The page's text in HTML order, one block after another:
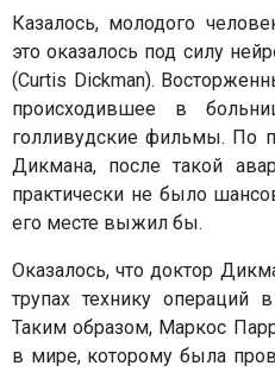
Казалось, молодого
это оказалось под силу
(Curtis Dickman).
происходившее в
голливудские фильмы. По
Дикмана, после такой
практически не было
его месте выжил бы.
Оказалось, что доктор
трупах технику операций
Таким образом, Маркос
в мире, которому была